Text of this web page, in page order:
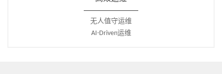
无人值守运维
AI-Driven运维